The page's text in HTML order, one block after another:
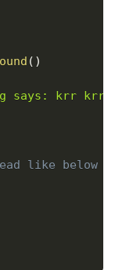
( )
says: krr krr"
like below